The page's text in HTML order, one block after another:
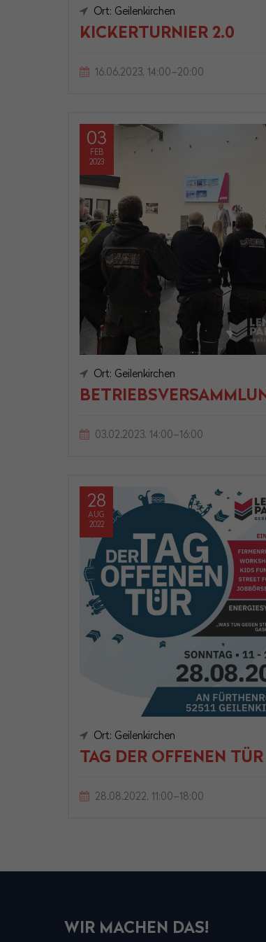
Ort: Geilenkirchen
KICKERTURNIER 2.0
16.06.2023, 14:00–20:00
03
FEB
2023
Ort: Geilenkirchen
03.02.2023, 14:00–16:00
28
AUG
2022
Ort: Geilenkirchen
TAG DER OFFENEN TÜR
28.08.2022, 11:00–18:00
WIR MACHEN DAS!